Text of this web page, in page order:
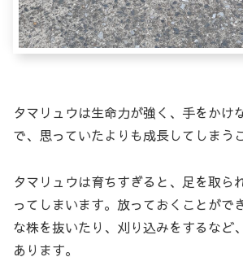
タマリュウは生命力が強く、手をかけ
で、思っていたよりも成長してしまう
タマリュウは育ちすぎると、足を取ら
ってしまいます。放っておくことがで
な株を抜いたり、刈り込みをするなど
あります。